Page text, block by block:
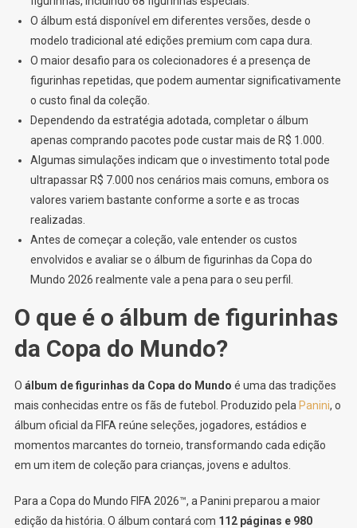
O álbum está disponível em diferentes versões, desde o
modelo tradicional até edições premium com capa dura.
O maior desafio para os colecionadores é a presença de
figurinhas repetidas, que podem aumentar significativamente
o custo final da coleção.
Dependendo da estratégia adotada, completar o álbum
apenas comprando pacotes pode custar mais de R$ 1.000.
Algumas simulações indicam que o investimento total pode
ultrapassar R$ 7.000 nos cenários mais comuns, embora os
valores variem bastante conforme a sorte e as trocas
realizadas.
Antes de começar a coleção, vale entender os custos
envolvidos e avaliar se o álbum de figurinhas da Copa do
Mundo 2026 realmente vale a pena para o seu perfil.
O que é o álbum de figurinhas
da Copa do Mundo?
O álbum de figurinhas da Copa do Mundo é uma das tradições
mais conhecidas entre os fãs de futebol. Produzido pela Panini, o
álbum oficial da FIFA reúne seleções, jogadores, estádios e
momentos marcantes do torneio, transformando cada edição
em um item de coleção para crianças, jovens e adultos.
Para a Copa do Mundo FIFA 2026™, a Panini preparou a maior
edição da história. O álbum contará com 112 páginas e 980